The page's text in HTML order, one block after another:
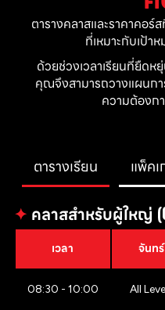
ตารางคลาสและราคาคอร์
ที่เหมาะกับเป้
ด้วยช่วงเวลาเรียนที่ยืดห
คุณจึงสามารถวางแผนกา
ความต้องก
ตารางเรียน แพ็คเ
✦ คลาสสำหรับผู้ใหญ่
เวลา จันทร์
08:30 - 10:00 All